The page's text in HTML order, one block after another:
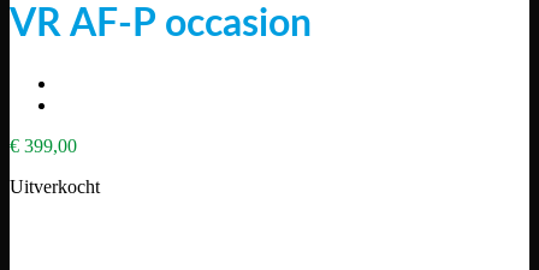
VR AF-P occasion
€ 399,00
Uitverkocht